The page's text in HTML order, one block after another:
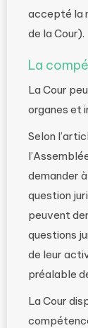
accepté la
de la Cour).
La
La Cour
organes et
Selon
demander
question
peuvent
questions
de leur
préalable
La Cour